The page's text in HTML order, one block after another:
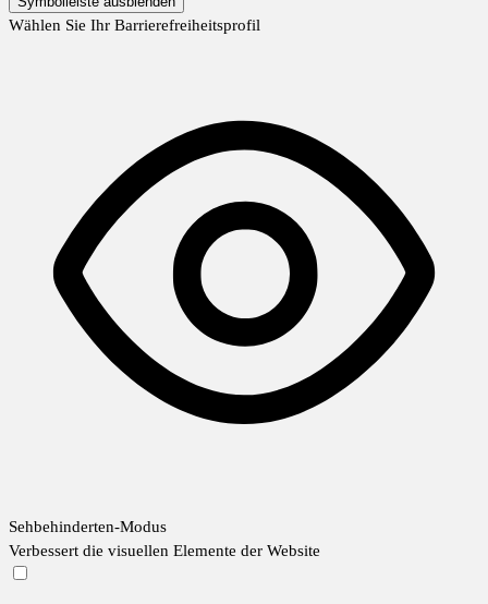
Wählen Sie Ihr Barrierefreiheitsprofil
Sehbehinderten-Modus
Verbessert die visuellen Elemente der Website